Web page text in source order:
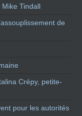
Tindall
de
Crépy, petite-
pour les autorités